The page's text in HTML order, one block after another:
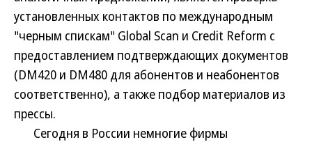
установленных контактов по международным
"черным спискам" Global Scan и Credit Reform с
предоставлением подтверждающих документов
(DM420 и DM480 для абонентов и неабонентов
соответственно), а также подбор материалов из
прессы.
Сегодня в России немногие фирмы